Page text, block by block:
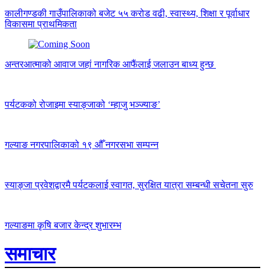
कालीगण्डकी गाउँपालिकाको बजेट ५५ करोड वढी, स्वास्थ्य, शिक्षा र पूर्वाधार
विकासमा प्राथमिकता
अन्तरआत्माको आवाज जहां नागरिक आफैंलाई जलाउन बाध्य हुन्छ
पर्यटकको रोजाइमा स्याङ्जाको ‘म्हाजु भञ्ज्याङ’
गल्याङ नगरपालिकाको १९ औँ नगरसभा सम्पन्न
स्याङ्जा प्रवेशद्वारमै पर्यटकलाई स्वागत, सुरक्षित यात्रा सम्बन्धी सचेतना सुरु
गल्याङमा कृषि बजार केन्द्र शुभारम्भ
समाचार